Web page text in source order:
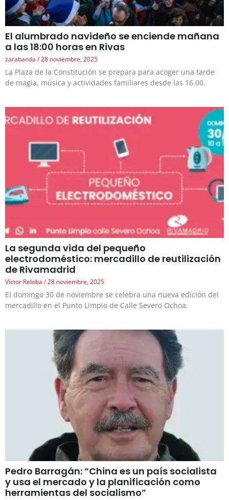
El alumbrado navideño se enciende mañana
a las 18:00 horas en Rivas
zarabanda 28 noviembre, 2025
La Plaza de la Constitución se prepara para acoger una tarde
de magia, música y actividades familiares desde las 16.00.
La segunda vida del pequeño
electrodoméstico: mercadillo de reutilización
de Rivamadrid
Víctor Reloba 28 noviembre, 2025
El domingo 30 de noviembre se celebra una nueva edición del
mercadillo en el Punto Limpio de Calle Severo Ochoa.
Pedro Barragán: “China es un país socialista
y usa el mercado y la planificación como
herramientas del socialismo”